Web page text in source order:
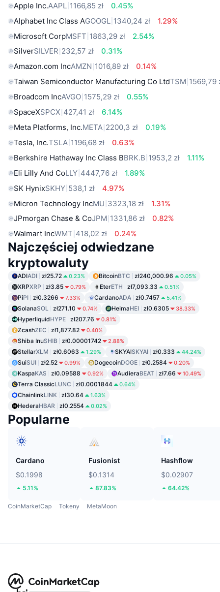
Apple Inc.AAPL 1166,85 zł
0.45%
Alphabet Inc Class AGOOGL 1340,24 zł
1.29%
Microsoft CorpMSFT 1863,29 zł
2.54%
SilverSILVER 232,57 zł
0.31%
Amazon.com IncAMZN 1016,89 zł
0.14%
Taiwan Semiconductor Manufacturing Co LtdTSM 1569,79
Broadcom IncAVGO 1575,29 zł
0.55%
SpaceXSPCX 427,41 zł
6.14%
Meta Platforms, Inc.META 2200,3 zł
0.19%
Tesla, Inc.TSLA 1196,68 zł
0.63%
Berkshire Hathaway Inc Class BBRK.B 1953,2 zł
1.11%
Eli Lilly And CoLLY 4447,76 zł
1.89%
SK HynixSKHY 538,1 zł
4.97%
Micron Technology IncMU 3323,18 zł
1.31%
JPmorgan Chase & CoJPM 1331,86 zł
0.82%
Walmart IncWMT 418,02 zł 0.24%
Najczęściej odwiedzane
kryptowaluty
ADIADI zł25.72 0.23% BitcoinBTC zł240,000.96 0.05%
XRPXRP zł3.85 0.79% EterETH zł7,093.33 0.51%
PiPI zł0.3266 7.33% CardanoADA zł0.7457 5.41%
SolanaSOL zł271.10 0.74% HeimaHEI zł0.6305 38.33%
HyperliquidHYPE zł207.76 0.81%
ZcashZEC zł1,877.82 0.40%
Shiba InuSHIB zł0.00001742 2.88%
StellarXLM zł0.6063 1.29% SKYAISKYAI zł0.333 44.24%
SuiSUI zł2.52 0.99% DogecoinDOGE zł0.2584 0.20%
KaspaKAS zł0.09588 0.92% AudieraBEAT zł7.66 10.49%
Terra ClassicLUNC zł0.0001844 0.64%
ChainlinkLINK zł30.64 1.63%
HederaHBAR zł0.2554 0.02%
Popularne
Cardano
$0.1998
5.11%
Fusionist
$0.1314
87.83%
Hashflow
$0.02907
64.42%
CoinMarketCap Tokeny MetaMoon